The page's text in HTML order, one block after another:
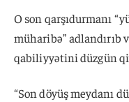
O son qarşıdurmanı
müharibə”
qabiliyyətini düzgün
“Son döyüş meydanı